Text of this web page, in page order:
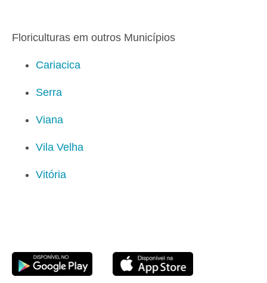
Floriculturas em outros Municípios
Cariacica
Serra
Viana
Vila Velha
Vitória